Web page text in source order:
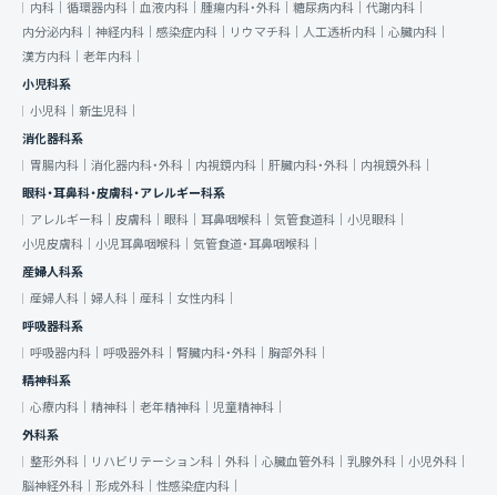
内科｜ 循環器内科｜ 血液内科｜ 腫瘍内科・外科｜ 糖尿病内科｜ 代謝内科｜
内分泌内科｜ 神経内科｜ 感染症内科｜ リウマチ科｜ 人工透析内科｜ 心臓内科｜
漢方内科｜ 老年内科｜
小児科系
小児科｜ 新生児科｜
消化器科系
胃腸内科｜ 消化器内科・外科｜ 内視鏡内科｜ 肝臓内科・外科｜ 内視鏡外科｜
眼科・耳鼻科・皮膚科・アレルギー科系
アレルギー科｜ 皮膚科｜ 眼科｜ 耳鼻咽喉科｜ 気管食道科｜ 小児眼科｜
小児皮膚科｜ 小児耳鼻咽喉科｜ 気管食道・耳鼻咽喉科｜
産婦人科系
産婦人科｜ 婦人科｜ 産科｜ 女性内科｜
呼吸器科系
呼吸器内科｜ 呼吸器外科｜ 腎臓内科・外科｜ 胸部外科｜
精神科系
心療内科｜ 精神科｜ 老年精神科｜ 児童精神科｜
外科系
整形外科｜
リハビリテーション科｜ 外科｜ 心臓血管外科｜ 乳腺外科｜ 小児外科｜
脳神経外科｜ 形成外科｜ 性感染症内科｜